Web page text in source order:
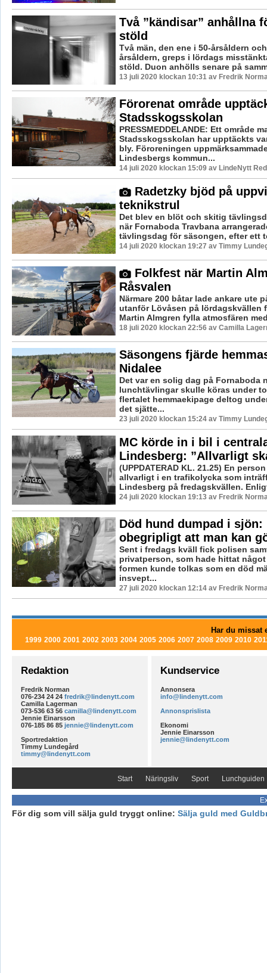
Två ”kändisar” anhållna
stöld
Två män, den ene i 50-årsåldern
årsåldern, greps i lördags
stöld. Duon anhölls senare på
13 juli 2020 klockan 10:31 av Fredrik
Förorenat område
Stadsskogsskolan
PRESSMEDDELANDE: Ett område
Stadsskogsskolan har upptäckts
bly. Föroreningen
Lindesbergs kommun...
14 juli 2020 klockan 15:09 av LindeNytt
Radetzky bjöd på
teknikstrul
Det blev en blöt och skitig
när Fornaboda Travbana
tävlingsdag för säsongen, efter ett
14 juli 2020 klockan 19:27 av Timmy
Folkfest när Martin
Råsvalen
Närmare 200 båtar lade ankare ute
utanför Lövåsen på lördagskvällen
Martin Almgren fylla atmosfären
18 juli 2020 klockan 22:56 av Camilla
Säsongens fjärde
Nidalee
Det var en solig dag på Fornaboda
lunchtävlingar skulle köras under
flertalet hemmaekipage deltog
det sjätte...
23 juli 2020 klockan 15:24 av Timmy
MC körde in i bil i
Lindesberg: ”Allvarligt
(UPPDATERAD KL. 21.25) En
allvarligt i en trafikolycka som
Lindesberg på fredagskvällen.
24 juli 2020 klockan 19:13 av Fredrik
Död hund dumpad i sjön:
obegripligt att man kan
Sent i fredags kväll fick polisen
privatperson, som hade hittat
formen kunde tolkas som en död
insvept...
27 juli 2020 klockan 12:14 av Fredrik
Har du missat
1999 2000 2001 2002 2003 2004 2005 2006 2007 2008 2009 2010
Redaktion
Fredrik Norman
076-234 24 24 fredrik@lindenytt.com
Camilla Lagerman
073-536 63 56 camilla@lindenytt.com
Jennie Einarsson
076-185 86 85 jennie@lindenytt.com
Sportredaktion
Timmy Lundegård
timmy@lindenytt.com
Kundservice
Annonsera
info@lindenytt.com
Annonsprislista
Ekonomi
Jennie Einarsson
jennie@lindenytt.com
Start Näringsliv Sport Lunchguiden
För dig som vill sälja guld tryggt online: Sälja guld med